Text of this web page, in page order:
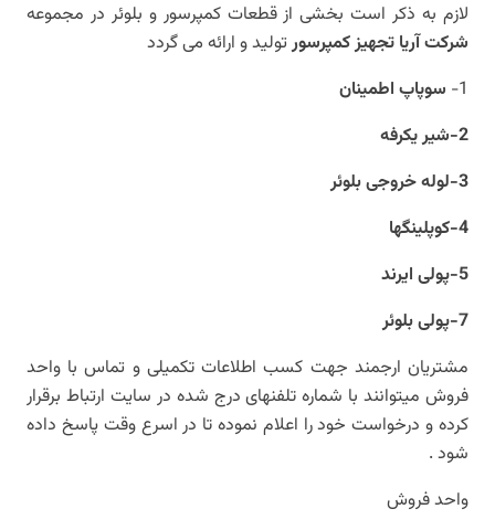
لازم به ذکر است بخشی از قطعات کمپرسور و بلوئر در مجموعه
شرکت آریا تجهیز کمپرسورتولید و ارائه می گردد
1- سوپاپ اطمینان
2-شیر یکرفه
3-لوله خروجی بلوئر
4-کوپلینگها
5-پولی ایرند
7-پولی بلوئر
مشتریان ارجمند جهت کسب اطلاعات تکمیلی و تماس با واحد
فروش میتوانند با شماره تلفنهای درج شده در سایت ارتباط برقرار
کرده و درخواست خود را اعلام نموده تا در اسرع وقت پاسخ داده
شود .
واحد فروش